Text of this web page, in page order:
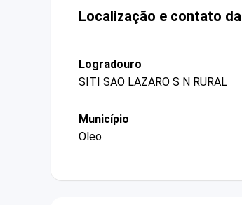
Localização e contato
Logradouro
SITI SAO LAZARO S N RURAL
Município
Oleo